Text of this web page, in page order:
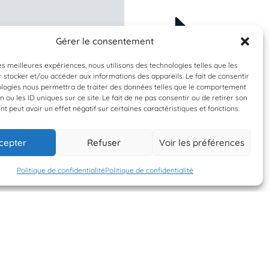
Gérer le consentement
meilleures expériences, nous utilisons des technologies telles que les
stocker et/ou accéder aux informations des appareils. Le fait de consentir
nous permettra de traiter des données telles que le comportement
ou les ID uniques sur ce site. Le fait de ne pas consentir ou de retirer son
peut avoir un effet négatif sur certaines caractéristiques et fonctions.
Refuser Voir les préférences
Politique de confidentialitéPolitique de confidentialité
muticum
japonaise
AlexLB
Validée
Sepia officinalis
Ponte de
AlexLB